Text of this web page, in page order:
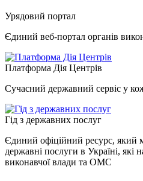
Урядовий портал
Єдиний веб-портал органів
Платформа Дія Центрів
Сучасний державний сервіс у
Гід з державних послуг
Єдиний офіційний ресурс, який
державні послуги в Україні, які
виконавчої влади та ОМС